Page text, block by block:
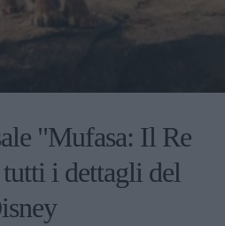
"Mufasa: Il Re
i dettagli del